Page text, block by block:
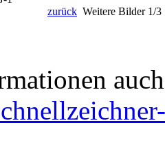
zurück Weitere Bilder1/3
auch